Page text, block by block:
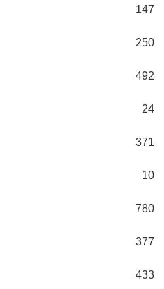
147
250
492
24
371
10
780
377
433